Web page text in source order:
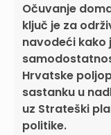
Očuvanje
ključ je za
navodeći kako
Hrvatske
sastanku u
uz Strateški
politike.